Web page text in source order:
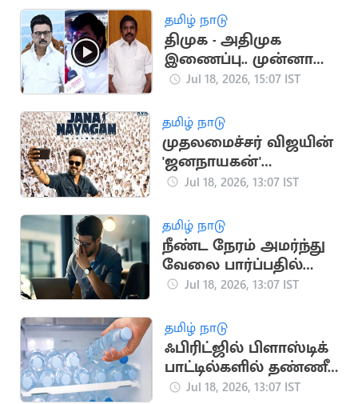
கோடி இழப்பீடு
தமிழ் நாடு
திமுக - அதிமுக
இணைப்பு.. முன்னாள்
அமைச்சர் ராஜேந்திர
Jul 18, 2026, 15:07 IST
தமிழ் நாடு
முதலமைச்சர் விஜயின்
'ஜனநாயகன்'
படத்திற்கான
தொடங்கியது
Jul 18, 2026, 13:07 IST
தமிழ் நாடு
நீண்ட நேரம் அமர்ந்து
வேலை பார்ப்பதில்
மறைந்திருக்கும்
Jul 18, 2026, 13:07 IST
தமிழ் நாடு
ஃபிரிட்ஜில் பிளாஸ்டிக்
பாட்டில்களில் தண்ணீர்
வைத்து
Jul 18, 2026, 13:07 IST